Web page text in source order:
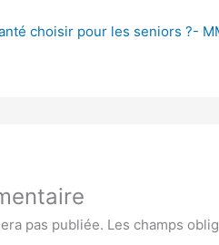
choisir pour les seniors ?-
pas publiée. Les champs